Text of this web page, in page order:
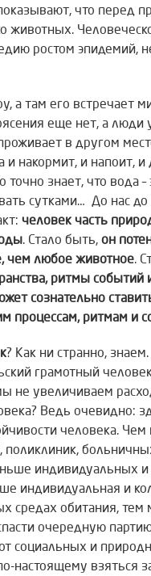
что перед
животных.
ростом эпидемий,
а там его встречает
еще нет, а люди
в другом
и накормит, и напоит, и
знает, что вода –
сутками… До нас до
человек часть
. Стало быть, он
чем любое животное.
ритмы событий
сознательно
процессам, ритмам и
? Как ни странно,
грамотный
не увеличиваем
Ведь очевидно:
человека.
поликлиник,
индивидуальных
индивидуальная и
средах обитания,
очередную
социальных и
настоящему взяться